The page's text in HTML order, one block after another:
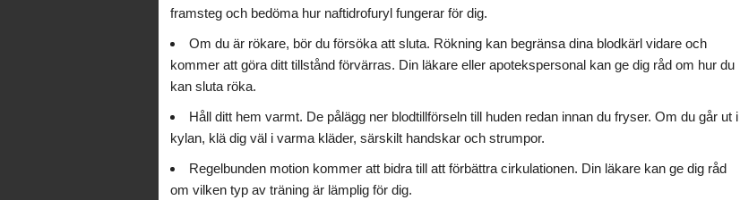
framsteg och bedöma hur naftidrofuryl fungerar för dig.
Om du är rökare, bör du försöka att sluta. Rökning kan begränsa dina blodkärl vidare och
kommer att göra ditt tillstånd förvärras. Din läkare eller apotekspersonal kan ge dig råd om hur du
kan sluta röka.
Håll ditt hem varmt. De pålägg ner blodtillförseln till huden redan innan du fryser. Om du går ut i
kylan, klä dig väl i varma kläder, särskilt handskar och strumpor.
Regelbunden motion kommer att bidra till att förbättra cirkulationen. Din läkare kan ge dig råd
om vilken typ av träning är lämplig för dig.